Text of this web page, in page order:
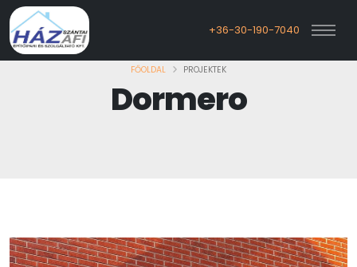
+36-30-190-7040
FŐOLDAL PROJEKTEK
Dormero